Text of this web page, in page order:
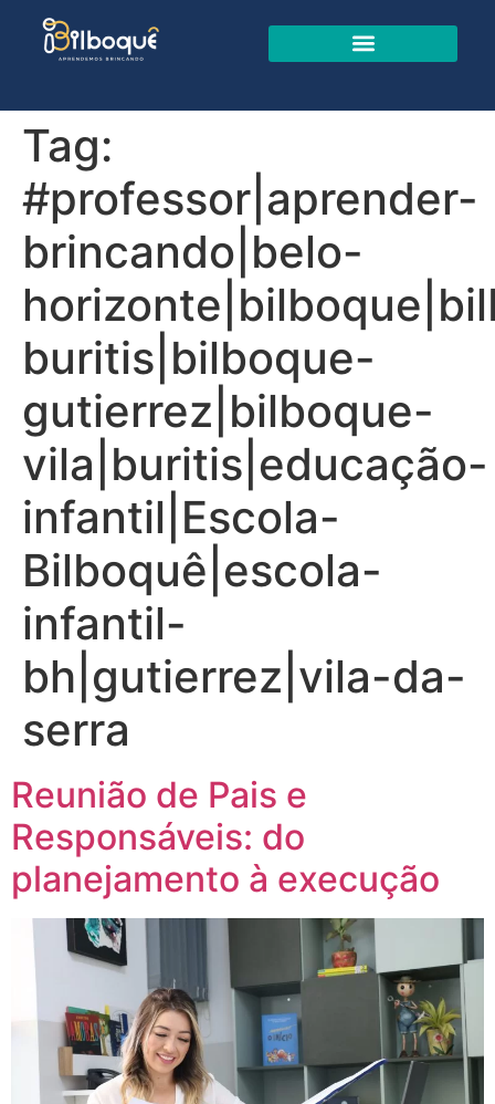
Tag:
#professor|aprender-
brincando|belo-
buritis|bilboque-
gutierrez|bilboque-
vila|buritis|educação-
infantil|Escola-
Bilboquê|escola-
infantil-
bh|gutierrez|vila-da-
serra
Reunião de Pais e
Responsáveis: do
planejamento à execução